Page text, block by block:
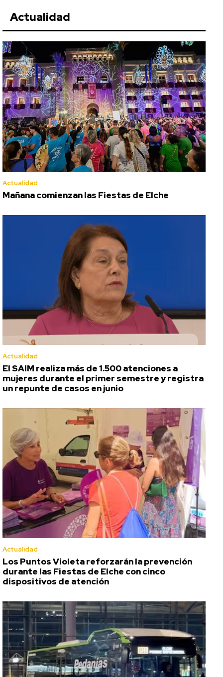
Actualidad
Actualidad
Mañana comienzan las Fiestas de Elche
Actualidad
El SAIM realiza más de 1.500 atenciones a
mujeres durante el primer semestre y registra
un repunte de casos en junio
Actualidad
Los Puntos Violeta reforzarán la prevención
durante las Fiestas de Elche con cinco
dispositivos de atención